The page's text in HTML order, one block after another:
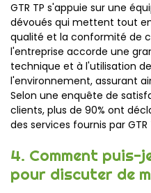
GTR TP s'appuie sur une
dévoués qui mettent tout
qualité et la conformité de
l'entreprise accorde une
technique et à l'utilisation
l'environnement, assurant
Selon une enquête de
clients, plus de 90% ont
des services fournis par GTR
4. Comment puis-
pour discuter de